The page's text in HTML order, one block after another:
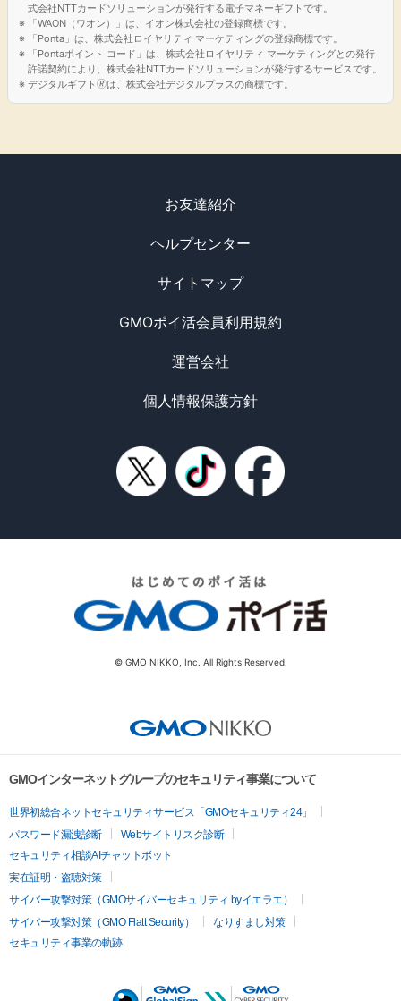
式会社NTTカードソリューションが発行する電子マネーギフトです。
「WAON（ワオン）」は、イオン株式会社の登録商標です。
「Ponta」は、株式会社ロイヤリティ マーケティングの登録商標です。
「Pontaポイント コード」は、株式会社ロイヤリティ マーケティングとの発行
許諾契約により、株式会社NTTカードソリューションが発行するサービスです。
デジタルギフト🄬は、株式会社デジタルプラスの商標です。
お友達紹介
ヘルプセンター
サイトマップ
GMOポイ活会員利用規約
運営会社
個人情報保護方針
© GMO NIKKO, Inc. All Rights Reserved.
GMOインターネットグループのセキュリティ事業について
世界初総合ネットセキュリティサービス「GMOセキュリティ24」
パスワード漏洩診断
Webサイトリスク診断
セキュリティ相談AIチャットボット
実在証明・盗聴対策
サイバー攻撃対策（GMOサイバーセキュリティ byイエラエ）
サイバー攻撃対策（GMO Flatt Security）
なりすまし対策
セキュリティ事業の軌跡